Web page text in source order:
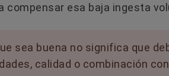
compensar esa baja ingesta
sea buena no significa que
calidad o combinación